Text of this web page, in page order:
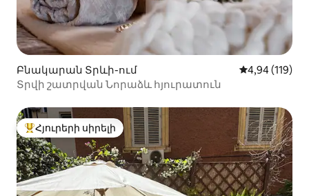
Բնակարան Տրևի-ում Միջին
4,94 (119)
Տրվի շատրվան Նորաձև հյուրատուն
Հյուրերի սիրելի լավագույն տները
Հյուրերի սիրելի